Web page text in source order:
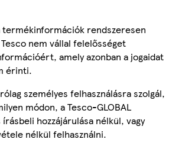
termékinformációk rendszeresen
nem vállal felelősséget
amely azonban a jogaidat
érinti.
személyes felhasználásra szolgál,
módon, a Tesco-GLOBAL
hozzájárulása nélkül, vagy
nélkül felhasználni.